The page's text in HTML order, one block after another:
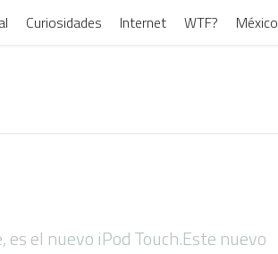
Curiosidades Internet WTF? México
el nuevo iPod Touch.Este nuevo